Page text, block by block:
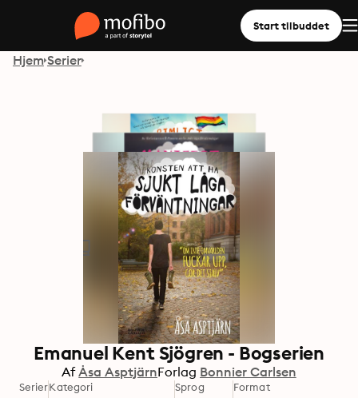
Start tilbuddet
Hjem Serier
Emanuel Kent Sjögren - Bogserien
Af Åsa AsptjärnForlag Bonnier Carlsen
SerierKategori Sprog Format